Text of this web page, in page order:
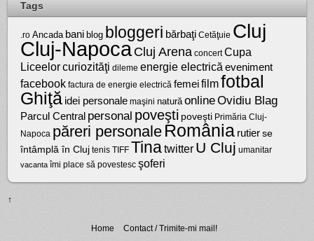
Tags
.ro Ancada bani blog bloggeri bărbaţi Cetăţuie Cluj
Cluj-NapocaCluj Arena concert Cupa
Liceelorcuriozităţi dileme energie electrică eveniment
facebook factura de energie electrică femei filmfotbal
Ghiţă idei personale maşini natură onlineOvidiu Blag
Parcul Central personal poveşti poveşti Primăria Cluj-
Napoca păreri personale România rutier se
întâmplă în Cluj tenis TIFF Tinatwitter U Cluj umanitar
vacanta îmi place să povestesc şoferi
↑
Home Contact / Trimite-mi mail!